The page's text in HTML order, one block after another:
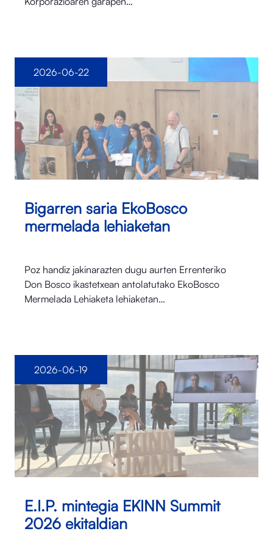
Bigarren saria EkoBosco
mermelada lehiaketan
Poz handiz jakinarazten dugu aurten Errenteriko
Don Bosco ikastetxean antolatutako EkoBosco
Mermelada Lehiaketa lehiaketan…
2026-06-22
E.I.P. mintegia EKINN Summit
2026 ekitaldian
2026-06-19